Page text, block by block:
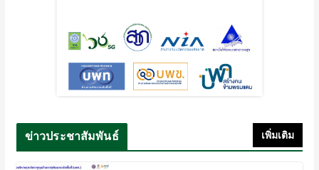
ข่าวประชาสัมพันธ์ เพิ่มเติม